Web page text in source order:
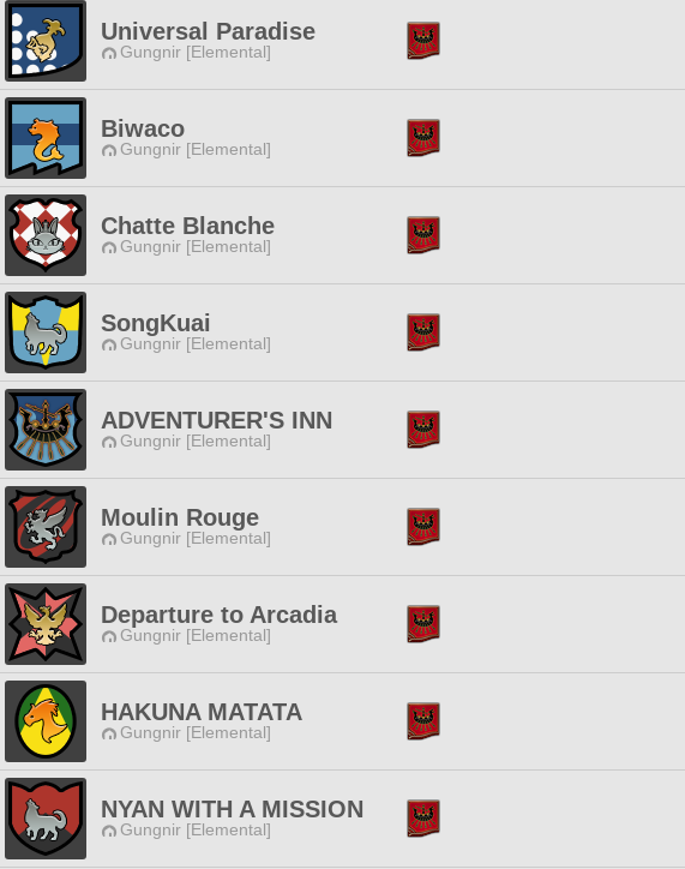
Universal Paradise
Gungnir [Elemental]
Biwaco
Gungnir [Elemental]
Chatte Blanche
Gungnir [Elemental]
SongKuai
Gungnir [Elemental]
ADVENTURER'S INN
Gungnir [Elemental]
Moulin Rouge
Gungnir [Elemental]
Departure to Arcadia
Gungnir [Elemental]
HAKUNA MATATA
Gungnir [Elemental]
NYAN WITH A MISSION
Gungnir [Elemental]